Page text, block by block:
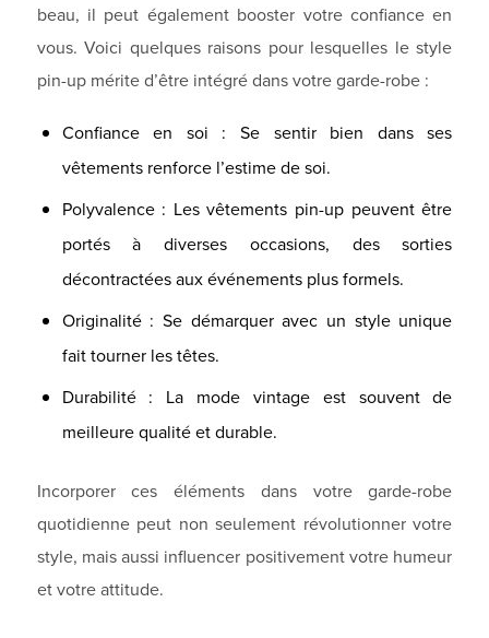
beau, il peut également booster votre confiance en
vous. Voici quelques raisons pour lesquelles le style
pin-up mérite d’être intégré dans votre garde-robe :
Confiance en soi : Se sentir bien dans ses
vêtements renforce l’estime de soi.
Polyvalence : Les vêtements pin-up peuvent être
portés à diverses occasions, des sorties
décontractées aux événements plus formels.
Originalité : Se démarquer avec un style unique
fait tourner les têtes.
Durabilité : La mode vintage est souvent de
meilleure qualité et durable.
Incorporer ces éléments dans votre garde-robe
quotidienne peut non seulement révolutionner votre
style, mais aussi influencer positivement votre humeur
et votre attitude.